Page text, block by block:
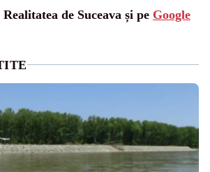
de Suceava și pe Google